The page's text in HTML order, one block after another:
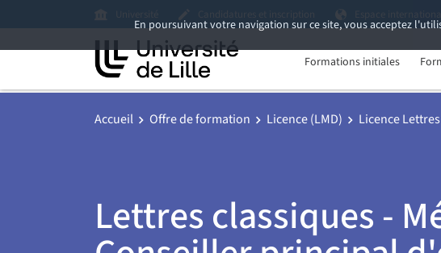
En poursuivant votre navigation sur ce site, vous acceptez
Formations initiales
Accueil Offre de formation Licence (LMD) Licence Lettres
Lettres classiques -